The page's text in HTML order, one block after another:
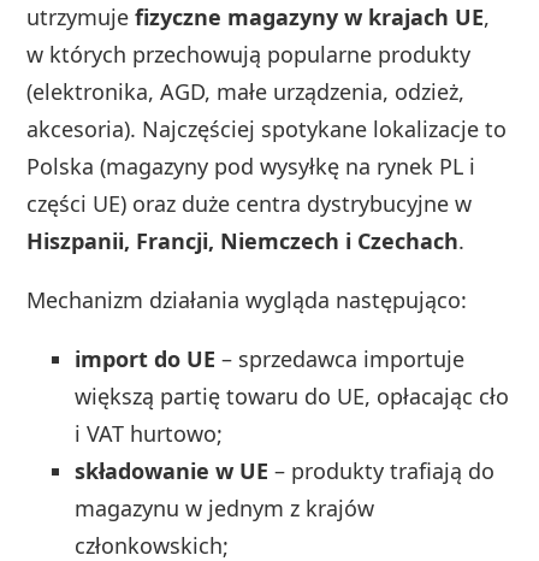
utrzymujefizyczne magazyny w krajach UE,
w których przechowują popularne produkty
(elektronika, AGD, małe urządzenia, odzież,
akcesoria). Najczęściej spotykane lokalizacje to
Polska (magazyny pod wysyłkę na rynek PL i
części UE) oraz duże centra dystrybucyjne w
Hiszpanii, Francji, Niemczech i Czechach.
Mechanizm działania wygląda następująco:
import do UE – sprzedawca importuje
większą partię towaru do UE, opłacając cło
i VAT hurtowo;
składowanie w UE – produkty trafiają do
magazynu w jednym z krajów
członkowskich;